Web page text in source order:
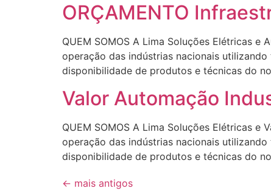
ORÇAMENTO
QUEM SOMOS A Lima Soluções Elétricas
operação das indústrias nacionais
disponibilidade de produtos e técnicas do
Valor Automação
QUEM SOMOS A Lima Soluções Elétricas
operação das indústrias nacionais
disponibilidade de produtos e técnicas do
← mais antigos